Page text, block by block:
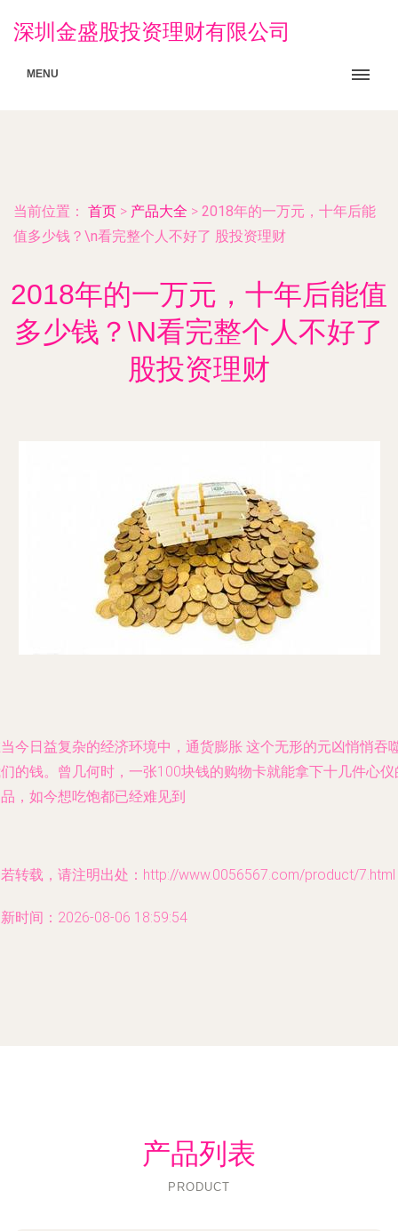
深圳金盛股投资理财有限公司
MENU
当前位置： 首页 > 产品大全 > 2018年的一万元，十年后能
值多少钱？\n看完整个人不好了 股投资理财
2018年的一万元，十年后能值
多少钱？\N看完整个人不好了
股投资理财
今日益复杂的经济环境中， 通货膨胀 这个无形的元凶悄悄吞
的钱。曾几何时，一张100块钱的购物卡就能拿下十几件心仪
，如今想吃饱都已经难见到
转载，请注明出处：http://www.0056567.com/product/7.html
时间：2026-08-06 18:59:54
产品列表
PRODUCT